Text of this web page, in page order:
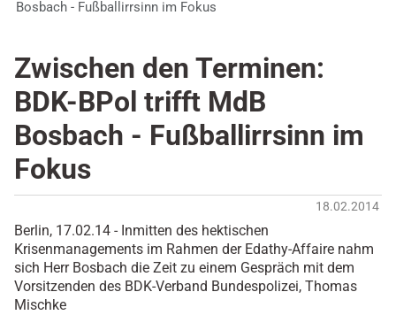
Bosbach - Fußballirrsinn im Fokus
Zwischen den Terminen:
BDK-BPol trifft MdB
Bosbach - Fußballirrsinn im
Fokus
18.02.2014
Berlin, 17.02.14 - Inmitten des hektischen
Krisenmanagements im Rahmen der Edathy-Affaire nahm
sich Herr Bosbach die Zeit zu einem Gespräch mit dem
Vorsitzenden des BDK-Verband Bundespolizei, Thomas
Mischke